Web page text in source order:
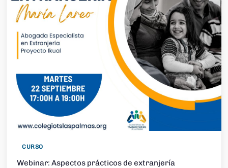
CURSO
Webinar: Aspectos prácticos de extranjería